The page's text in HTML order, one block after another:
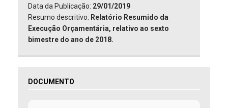
Data da Publicação: 29/01/2019
Resumo descritivo: Relatório Resumido da
Execução Orçamentária, relativo ao sexto
bimestre do ano de 2018.
DOCUMENTO